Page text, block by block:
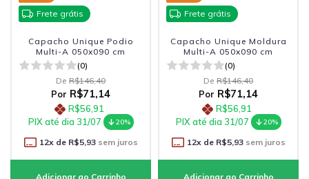
Frete grátis
Capacho Unique Podio
Multi-A 050x090 cm
(0)
De R$146,40
Por R$71,14
R$56,91
PIX até dia 31/07
20%
12x de R$5,93sem juros
Frete grátis
Capacho Unique Moldura
Multi-A 050x090 cm
(0)
De R$146,40
Por R$71,14
R$56,91
PIX até dia 31/07
20%
12x de R$5,93sem juros